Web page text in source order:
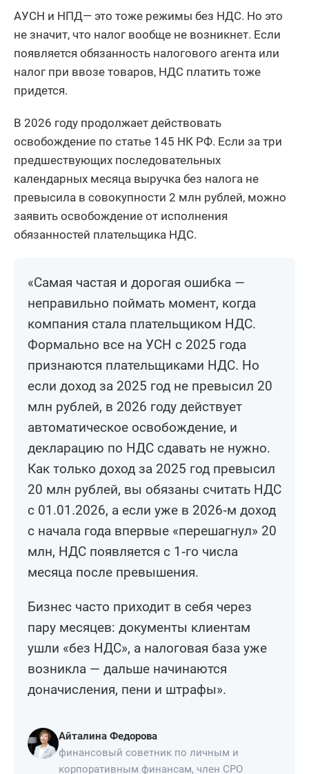
АУСН и НПД— это тоже режимы без НДС. Но это
не значит, что налог вообще не возникнет. Если
появляется обязанность налогового агента или
налог при ввозе товаров, НДС платить тоже
придется.
В 2026 году продолжает действовать
освобождение по статье 145 НК РФ. Если за три
предшествующих последовательных
календарных месяца выручка без налога не
превысила в совокупности 2 млн рублей, можно
заявить освобождение от исполнения
обязанностей плательщика НДС.
«Самая частая и дорогая ошибка —
неправильно поймать момент, когда
компания стала плательщиком НДС.
Формально все на УСН с 2025 года
признаются плательщиками НДС. Но
если доход за 2025 год не превысил 20
млн рублей, в 2026 году действует
автоматическое освобождение, и
декларацию по НДС сдавать не нужно.
Как только доход за 2025 год превысил
20 млн рублей, вы обязаны считать НДС
с 01.01.2026, а если уже в 2026‑м доход
с начала года впервые «перешагнул» 20
млн, НДС появляется с 1‑го числа
месяца после превышения.
Бизнес часто приходит в себя через
пару месяцев: документы клиентам
ушли «без НДС», а налоговая база уже
возникла — дальше начинаются
доначисления, пени и штрафы».
Айталина Федорова
финансовый советник по личным и
корпоративным финансам, член СРО